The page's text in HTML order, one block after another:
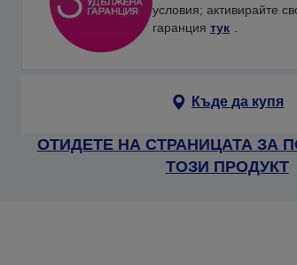
условия; активирайте
гаранция тук
Къде да купя
ОТИДЕТЕ НА СТРАНИЦАТА ЗА
ТОЗИ ПРОДУКТ